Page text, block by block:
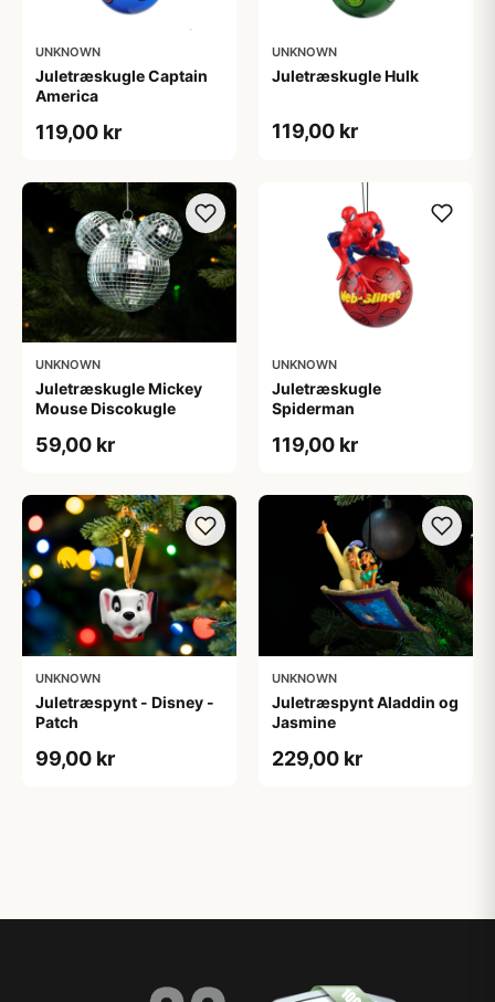
UNKNOWN
Juletræskugle Captain
America
119,00 kr
UNKNOWN
Juletræskugle Hulk
119,00 kr
UNKNOWN
Juletræskugle Mickey
Mouse Discokugle
59,00 kr
UNKNOWN
Juletræskugle
Spiderman
119,00 kr
UNKNOWN
Juletræspynt - Disney -
Patch
99,00 kr
UNKNOWN
Juletræspynt Aladdin og
Jasmine
229,00 kr